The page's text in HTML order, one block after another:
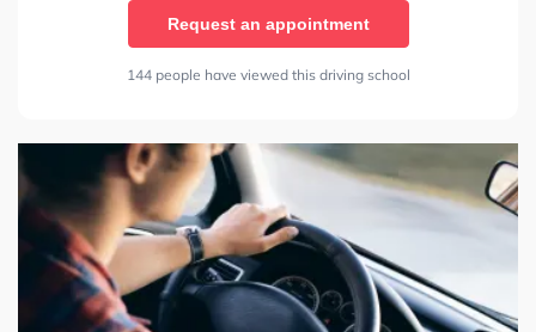
Request an appointment
144 people have viewed this driving school